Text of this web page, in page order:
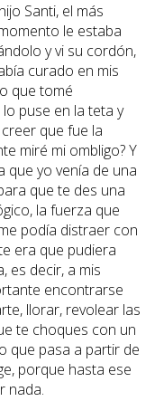
Santi, el más
le estaba
y vi su cordón,
curado en mis
que tomé
puse en la teta y
creer que fue la
miré mi ombligo? Y
que yo venía de una
que te des una
la fuerza que
podía distraer con
era que pudiera
es decir, a mis
encontrarse
llorar, revolear las
te choques con un
que pasa a partir de
porque hasta ese
nada.